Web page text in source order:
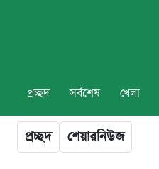
প্রচ্ছদ সর্বশেষ খেলা
প্রচ্ছদ শেয়ারনিউজ